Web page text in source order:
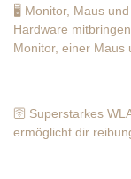
🖥️ Monitor, Maus
Hardware
Monitor, einer Maus
🛜 Superstarkes
ermöglicht dir